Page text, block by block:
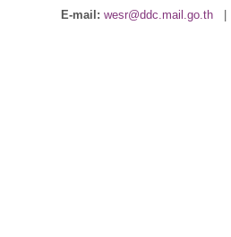
E-mail: wesr@ddc.mail.go.th|